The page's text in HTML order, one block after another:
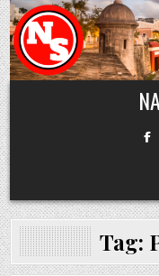
Skip to content
Tag: